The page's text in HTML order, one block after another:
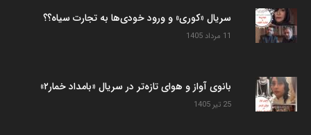
سریال «کوری» و ورود خودی‌ها به تجارت سیاه؟؟
11 مرداد 1405
بانوی آواز و هوای تازه‌تر در سریال «بامداد خمار۲»
25 تیر 1405